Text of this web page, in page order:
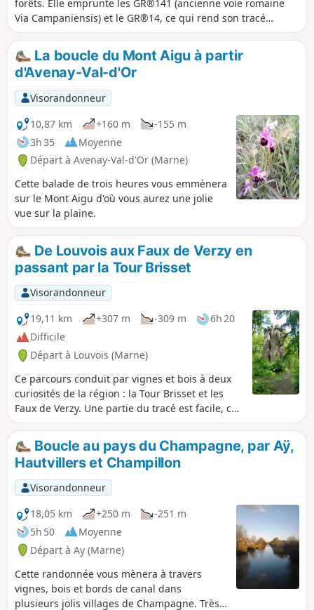
forêts. Elle emprunte les GR®141 (ancienne voie romaine
Via Campaniensis) et le GR®14, ce qui rend son tracé
relativement facile. Pas de retour au point de départ. On
laisse les voitures à la gare d'Avenay-Val-d'Or et on y
retourne en TER depuis Rilly-la-Montagne. Bien qu'on
emprunte le chemin de Compostelle, on y est divinement
tranquille. En semaine à part un ou deux forestiers, vous ne
croiserez que des chevreuils.
La boucle du Mont Aigu à partir
d'Avenay-Val-d'Or
Visorandonneur
10,87 km
+160 m
-155 m
3h 35
Moyenne
Départ à Avenay-Val-d'Or (Marne)
Cette balade de trois heures vous emmènera
sur le Mont Aigu d'où vous aurez une jolie
vue sur la plaine.
De Louvois aux Faux de Verzy en
passant par la Tour Brisset
Visorandonneur
19,11 km
+307 m -309 m
6h 20
Difficile
Départ à Louvois (Marne)
Ce parcours conduit par vignes et bois à deux
curiosités de la région : la Tour Brisset et les
Faux de Verzy. Une partie du tracé est facile, car
balisée, mais une autre partie ne l'est pas, et
nécessite d'utiliser l'application Visorando ou la
carte. Sans le crochet par les Faux de Verzy, la
randonnée fait 15 km. Mise à jour de mai 2026 :
les chemins en fin de circuit, dans le secteur "La
plaine d'Ambonnay" ont été dévastés par des
engins forestiers. Ils sont à peine praticable, car
plein d'eau et d'ornières. Il faut de bonnes
chaussures et l'application pour y passer. Il y a
un panneau d'interdiction à l'arrivée à la Tour
Brisset.
Boucle au pays du Champagne, par Aÿ,
Hautvillers et Champillon
Visorandonneur
18,05 km
+250 m
-251 m
5h 50
Moyenne
Départ à Ay (Marne)
Cette randonnée vous mènera à travers
vignes, bois et bords de canal dans
plusieurs jolis villages de Champagne. Très